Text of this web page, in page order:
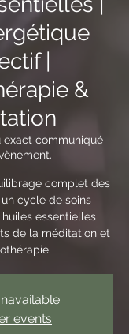
|
&
exact communiqué
complet des
cycle de soins
essentielles
de la méditation et
events